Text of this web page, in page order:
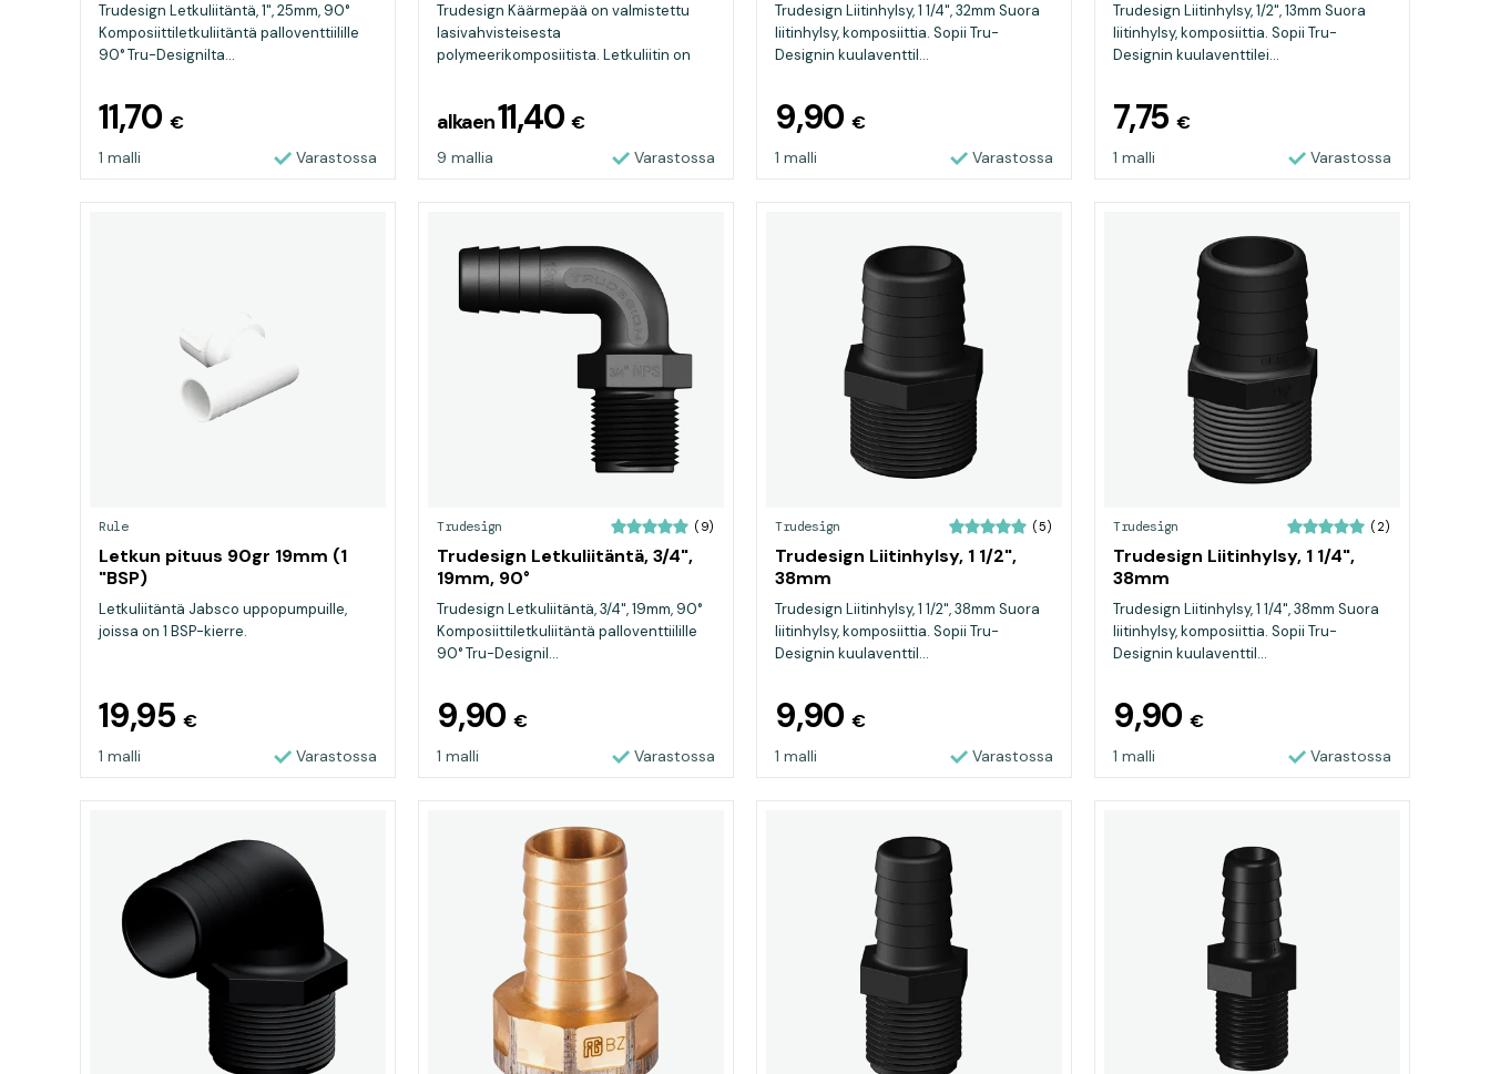
Trudesign Letkuliitäntä, 1", 25mm, 90°
Komposiittiletkuliitäntä palloventtiilille
90° Tru-Designilta...
11,70 €
1 malli Varastossa
Trudesign Käärmepää on valmistettu
lasivahvisteisesta
polymeerikomposiitista. Letkuliitin on
alkaen11,40€
9 mallia Varastossa
Trudesign Liitinhylsy, 1 1/4", 32mm Suora
liitinhylsy, komposiittia. Sopii Tru-
Designin kuulaventtil...
9,90 €
1 malli Varastossa
Trudesign Liitinhylsy, 1/2", 13mm Suora
liitinhylsy, komposiittia. Sopii Tru-
Designin kuulaventtilei...
7,75 €
1 malli Varastossa
Rule
Letkun pituus 90gr 19mm (1
"BSP)
Letkuliitäntä Jabsco uppopumpuille,
joissa on 1 BSP-kierre.
19,95 €
1 malli Varastossa
Trudesign (9)
Trudesign Letkuliitäntä, 3/4",
19mm, 90°
Trudesign Letkuliitäntä, 3/4", 19mm, 90°
Komposiittiletkuliitäntä palloventtiilille
90° Tru-Designil...
9,90 €
1 malli Varastossa
Trudesign (5)
Trudesign Liitinhylsy, 1 1/2",
38mm
Trudesign Liitinhylsy, 1 1/2", 38mm Suora
liitinhylsy, komposiittia. Sopii Tru-
Designin kuulaventtil...
9,90 €
1 malli Varastossa
Trudesign (2)
Trudesign Liitinhylsy, 1 1/4",
38mm
Trudesign Liitinhylsy, 1 1/4", 38mm Suora
liitinhylsy, komposiittia. Sopii Tru-
Designin kuulaventtil...
9,90 €
1 malli Varastossa